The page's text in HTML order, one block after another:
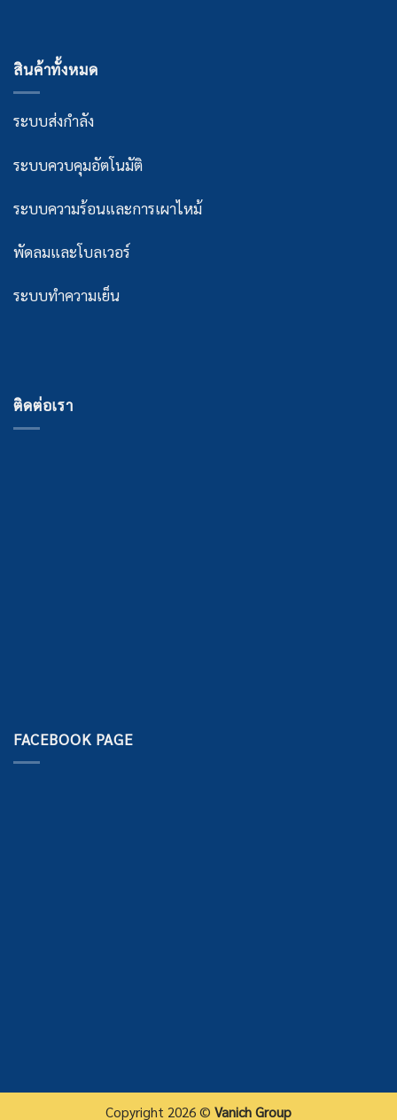
สินค้าทั้งหมด
ระบบส่งกำลัง
ระบบควบคุมอัตโนมัติ
ระบบความร้อนและการเผาไหม้
พัดลมและโบลเวอร์
ระบบทำความเย็น
ติดต่อเรา
FACEBOOK PAGE
Copyright 2026 © Vanich Group